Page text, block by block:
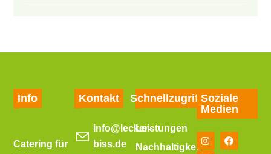
Info
Catering für
Kontakt
info@lecker-
biss.de
Schnellzugriff
Leistungen
Nachhaltigkeit
Soziale
Medien